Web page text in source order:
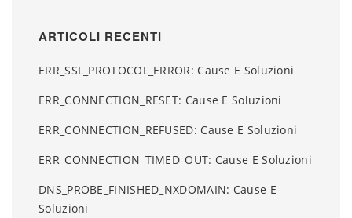
ARTICOLI RECENTI
ERR_SSL_PROTOCOL_ERROR: Cause E Soluzioni
ERR_CONNECTION_RESET: Cause E Soluzioni
ERR_CONNECTION_REFUSED: Cause E Soluzioni
ERR_CONNECTION_TIMED_OUT: Cause E Soluzioni
DNS_PROBE_FINISHED_NXDOMAIN: Cause E
Soluzioni